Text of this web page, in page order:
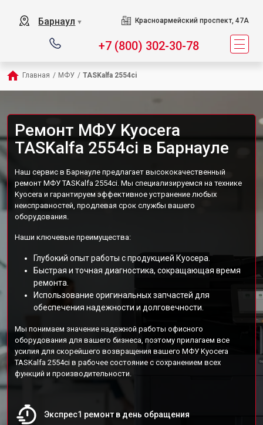
Барнаул ▼ Красноармейский проспект, 47А
+7 (800) 302-30-78
Главная / МФУ / TASKalfa 2554ci
Ремонт МФУ Kyocera
TASKalfa 2554ci в Барнауле
Наш сервис в Барнауле предлагает высококачественный
ремонт МФУ TASKalfa 2554ci. Мы специализируемся на технике
Kyocera и гарантируем эффективное устранение любых
неисправностей, продлевая срок службы вашего
оборудования.
Наши ключевые преимущества:
Глубокий опыт работы с продукцией Куосера.
Быстрая и точная диагностика, сокращающая время
ремонта.
Использование оригинальных запчастей для
обеспечения надежности и долговечности.
Мы понимаем значение надежной работы офисного
оборудования для вашего бизнеса, поэтому прилагаем все
усилия для скорейшего возвращения вашего МФУ Kyocera
TASKalfa 2554ci в рабочее состояние с сохранением всех
функций и производительности.
Экспрес1 ремонт в день обращения